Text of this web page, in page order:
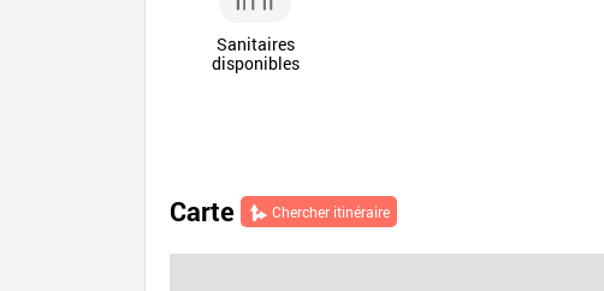
Sanitaires
disponibles
Carte Chercher itinéraire